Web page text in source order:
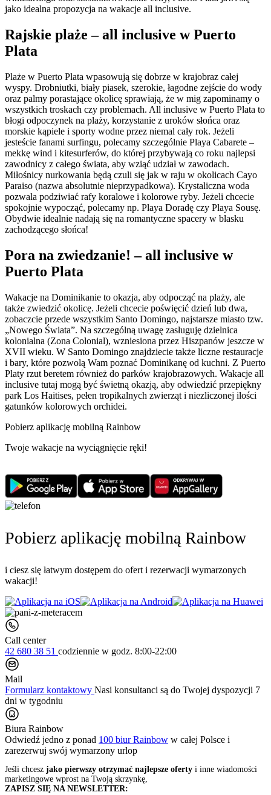
jako idealna propozycja na wakacje all inclusive.
Rajskie plaże – all inclusive w Puerto
Plata
Plaże w Puerto Plata wpasowują się dobrze w krajobraz całej
wyspy. Drobniutki, biały piasek, szerokie, łagodne zejście do wody
oraz palmy porastające okolicę sprawiają, że w mig zapominamy o
wszystkich troskach czy problemach. All inclusive w Puerto Plata to
błogi odpoczynek na plaży, korzystanie z uroków słońca oraz
morskie kąpiele i sporty wodne przez niemal cały rok. Jeżeli
jesteście fanami surfingu, polecamy szczególnie Playa Cabarete –
mekkę wind i kitesurferów, do której przybywają co roku najlepsi
zawodnicy z całego świata, aby wziąć udział w zawodach.
Miłośnicy nurkowania będą czuli się jak w raju w okolicach Cayo
Paraiso (nazwa absolutnie nieprzypadkowa). Krystaliczna woda
pozwala podziwiać rafy koralowe i kolorowe ryby. Jeżeli chcecie
spokojnie wypocząć, polecamy np. Playa Doradę czy Playa Sousę.
Obydwie idealnie nadają się na romantyczne spacery w blasku
zachodzącego słońca!
Pora na zwiedzanie! – all inclusive w
Puerto Plata
Wakacje na Dominikanie to okazja, aby odpocząć na plaży, ale
także zwiedzić okolicę. Jeżeli chcecie poświęcić dzień lub dwa,
zobaczcie przede wszystkim Santo Domingo, najstarsze miasto tzw.
„Nowego Świata”. Na szczególną uwagę zasługuję dzielnica
kolonialna (Zona Colonial), wzniesiona przez Hiszpanów jeszcze w
XVII wieku. W Santo Domingo znajdziecie także liczne restauracje
i bary, które pozwolą Wam poznać Dominikanę od kuchni. Z Puerto
Platy rzut beretem również do parków krajobrazowych. Wakacje all
inclusive tutaj mogą być świetną okazją, aby odwiedzić przepiękny
park Los Haitises, pełen tropikalnych zwierząt i niezliczonej ilości
gatunków kolorowych orchidei.
Pobierz aplikację mobilną Rainbow
Twoje wakacje na wyciągnięcie ręki!
Pobierz aplikację mobilną Rainbow
i ciesz się łatwym dostępem do ofert i rezerwacji wymarzonych
wakacji!
Call center
42 680 38 51 codziennie w godz. 8:00-22:00
Mail
Formularz kontaktowy Nasi konsultanci są do Twojej dyspozycji 7
dni w tygodniu
Biura Rainbow
Odwiedź jedno z ponad 100 biur Rainbow w całej Polsce i
zarezerwuj swój wymarzony urlop
Jeśli chcesz jako pierwszy otrzymać najlepsze oferty i inne wiadomości
marketingowe wprost na Twoją skrzynkę,
ZAPISZ SIĘ NA NEWSLETTER: